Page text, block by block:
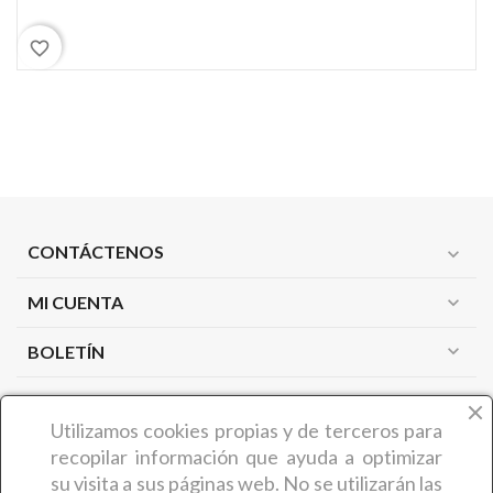
favorite_border
CONTÁCTENOS expand_more
MI CUENTA expand_more
BOLETÍN expand_more
NUESTRA EMPRESA expand_more
Utilizamos cookies propias y de terceros para
recopilar información que ayuda a optimizar
su visita a sus páginas web. No se utilizarán las